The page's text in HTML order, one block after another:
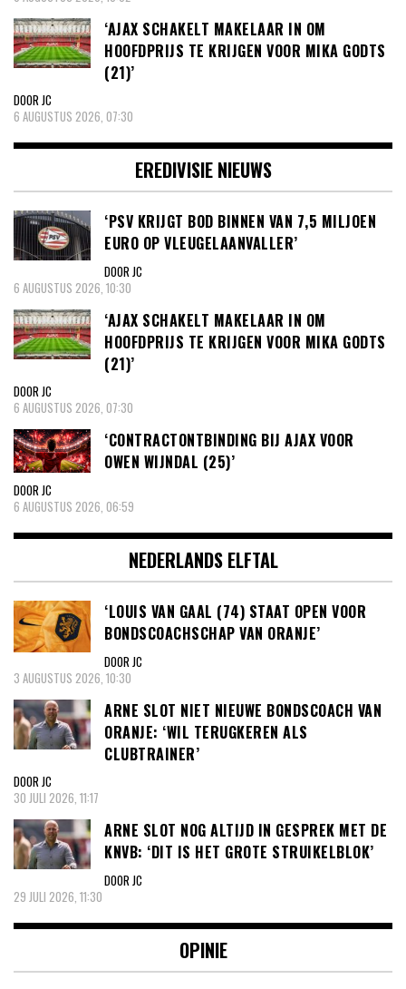
‘AJAX SCHAKELT MAKELAAR IN OM
HOOFDPRIJS TE KRIJGEN VOOR MIKA GODTS
(21)’
DOOR JC
6 AUGUSTUS 2026, 07:30
EREDIVISIE NIEUWS
‘PSV KRIJGT BOD BINNEN VAN 7,5 MILJOEN
EURO OP VLEUGELAANVALLER’
DOOR JC
6 AUGUSTUS 2026, 10:30
‘AJAX SCHAKELT MAKELAAR IN OM
HOOFDPRIJS TE KRIJGEN VOOR MIKA GODTS
(21)’
DOOR JC
6 AUGUSTUS 2026, 07:30
‘CONTRACTONTBINDING BIJ AJAX VOOR
OWEN WIJNDAL (25)’
DOOR JC
6 AUGUSTUS 2026, 06:59
NEDERLANDS ELFTAL
‘LOUIS VAN GAAL (74) STAAT OPEN VOOR
BONDSCOACHSCHAP VAN ORANJE’
DOOR JC
3 AUGUSTUS 2026, 10:30
ARNE SLOT NIET NIEUWE BONDSCOACH VAN
ORANJE: ‘WIL TERUGKEREN ALS
CLUBTRAINER’
DOOR JC
30 JULI 2026, 11:17
ARNE SLOT NOG ALTIJD IN GESPREK MET DE
KNVB: ‘DIT IS HET GROTE STRUIKELBLOK’
DOOR JC
29 JULI 2026, 11:30
OPINIE